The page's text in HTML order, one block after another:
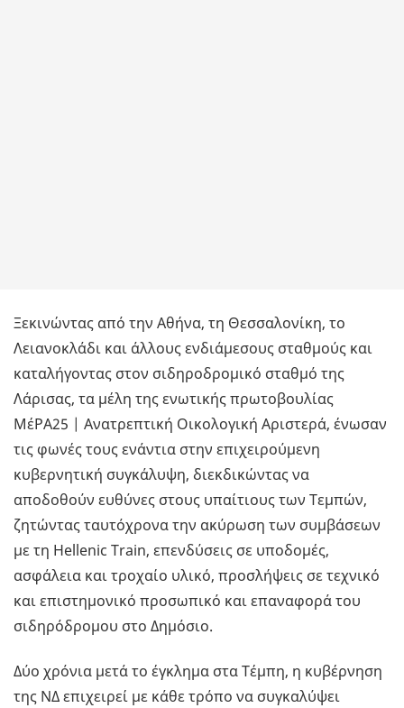
Ξεκινώντας από την Αθήνα, τη Θεσσαλονίκη, το
Λειανοκλάδι και άλλους ενδιάμεσους σταθμούς και
καταλήγοντας στον σιδηροδρομικό σταθμό της
Λάρισας, τα μέλη της ενωτικής πρωτοβουλίας
ΜέΡΑ25 | Ανατρεπτική Οικολογική Αριστερά, ένωσαν
τις φωνές τους ενάντια στην επιχειρούμενη
κυβερνητική συγκάλυψη, διεκδικώντας να
αποδοθούν ευθύνες στους υπαίτιους των Τεμπών,
ζητώντας ταυτόχρονα την ακύρωση των συμβάσεων
με τη Hellenic Train, επενδύσεις σε υποδομές,
ασφάλεια και τροχαίο υλικό, προσλήψεις σε τεχνικό
και επιστημονικό προσωπικό και επαναφορά του
σιδηρόδρομου στο Δημόσιο.
Δύο χρόνια μετά το έγκλημα στα Τέμπη, η κυβέρνηση
της ΝΔ επιχειρεί με κάθε τρόπο να συγκαλύψει